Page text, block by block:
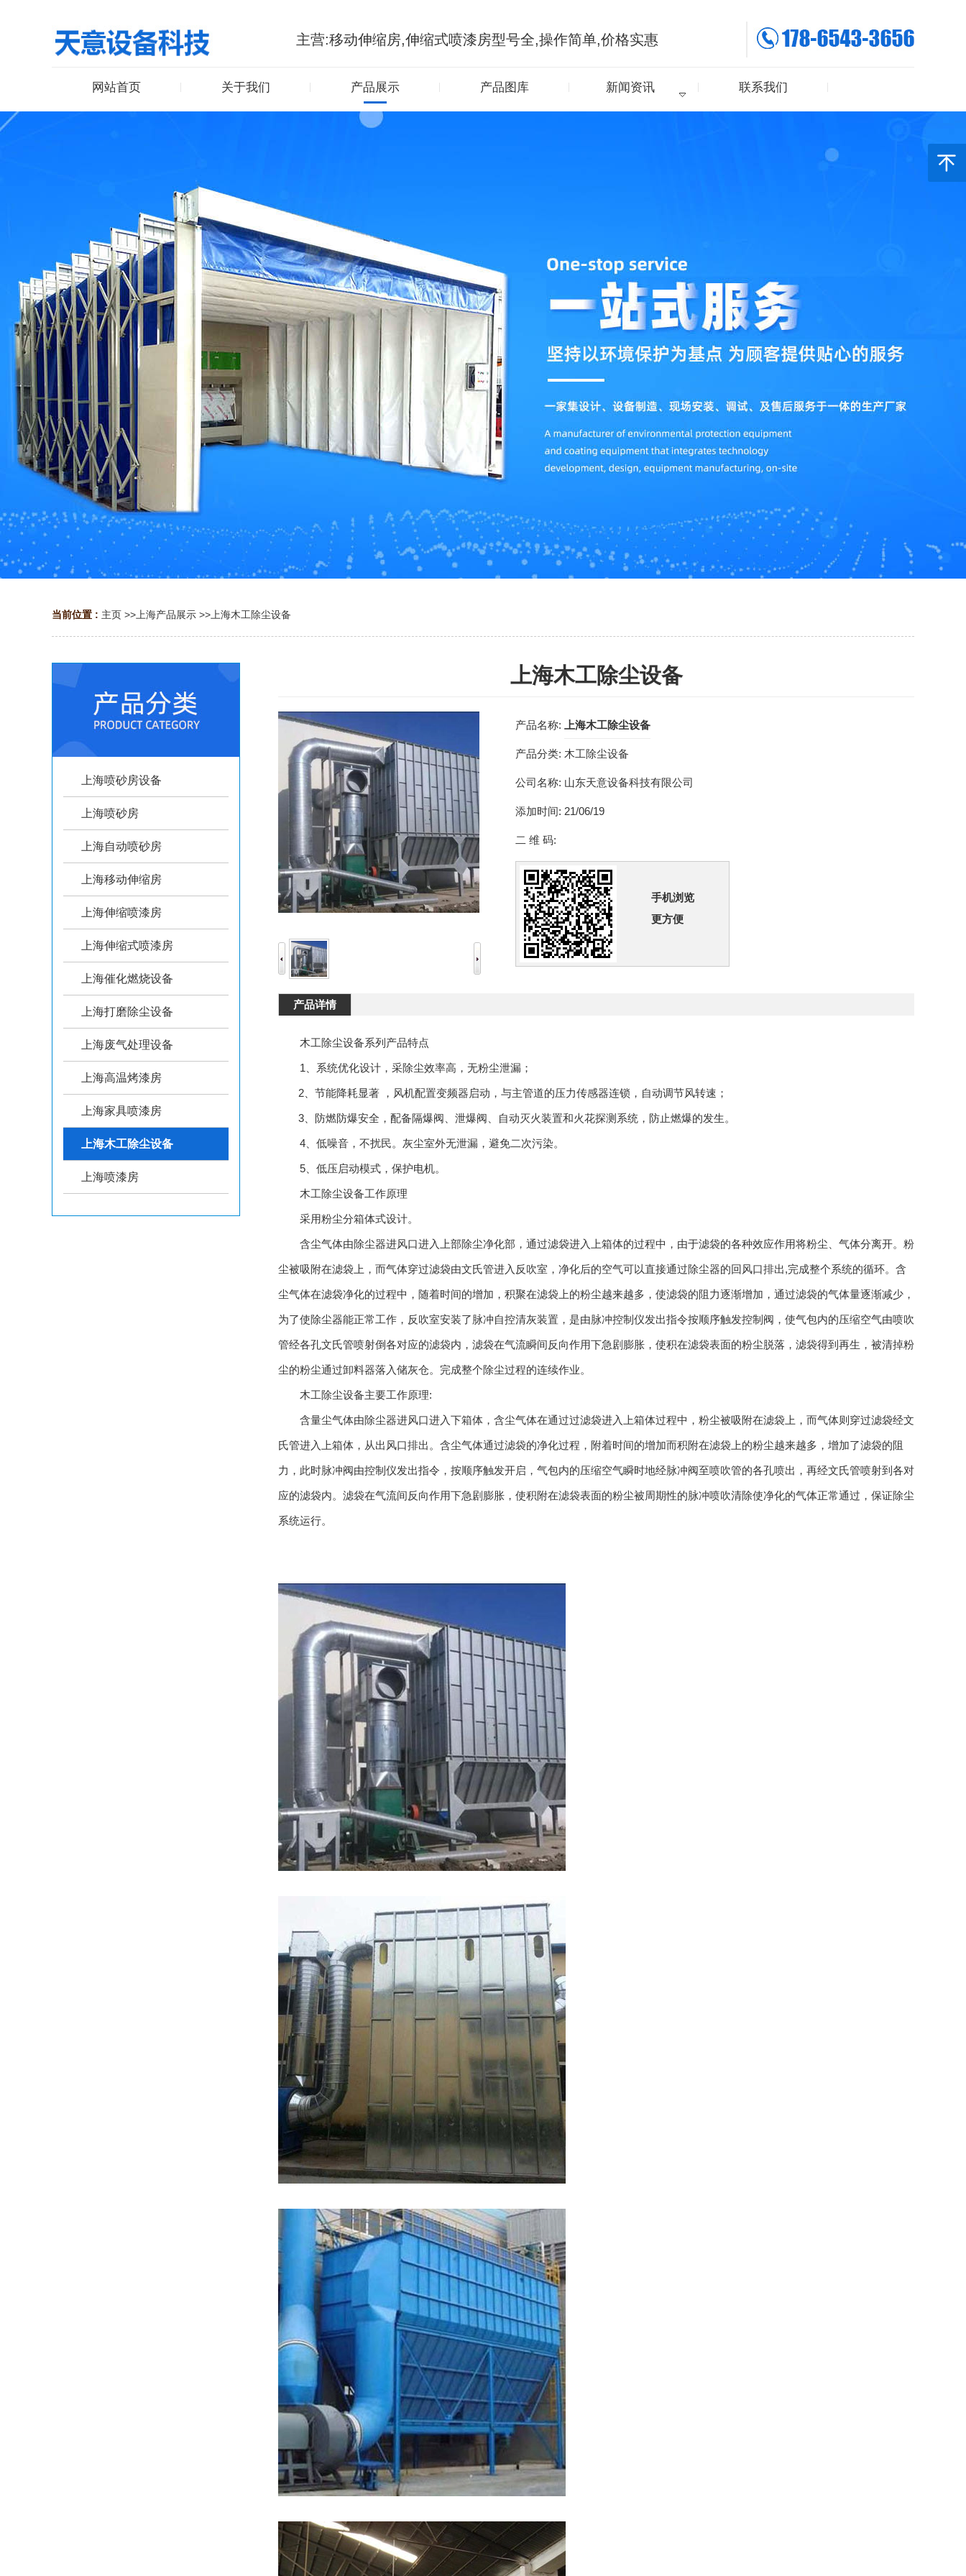
主营:移动伸缩房,伸缩式喷漆房型号全,操作简单,价格实惠
网站首页 关于我们 产品展示 产品图库 新闻资讯 联系我们
当前位置 : 主页 >> 上海产品展示 >> 上海木工除尘设备
上海喷砂房设备
上海喷砂房
上海自动喷砂房
上海移动伸缩房
上海伸缩喷漆房
上海伸缩式喷漆房
上海催化燃烧设备
上海打磨除尘设备
上海废气处理设备
上海高温烤漆房
上海家具喷漆房
上海木工除尘设备
上海喷漆房
上海木工除尘设备
产品名称: 上海木工除尘设备
产品分类: 木工除尘设备
公司名称: 山东天意设备科技有限公司
添加时间: 21/06/19
二 维 码:
手机浏览
更方便
产品详情
木工除尘设备系列产品特点
1、系统优化设计，采除尘效率高，无粉尘泄漏；
2、节能降耗显著 ，风机配置变频器启动，与主管道的压力传感器连锁，自动调节风转速；
3、防燃防爆安全，配备隔爆阀、泄爆阀、自动灭火装置和火花探测系统，防止燃爆的发生。
4、低噪音，不扰民。灰尘室外无泄漏，避免二次污染。
5、低压启动模式，保护电机。
木工除尘设备工作原理
采用粉尘分箱体式设计。
含尘气体由除尘器进风口进入上部除尘净化部，通过滤袋进入上箱体的过程中，由于滤袋的各种效应作用将粉尘、气体分离开。粉
尘被吸附在滤袋上，而气体穿过滤袋由文氏管进入反吹室，净化后的空气可以直接通过除尘器的回风口排出,完成整个系统的循环。含
尘气体在滤袋净化的过程中，随着时间的增加，积聚在滤袋上的粉尘越来越多，使滤袋的阻力逐渐增加，通过滤袋的气体量逐渐减少，
为了使除尘器能正常工作，反吹室安装了脉冲自控清灰装置，是由脉冲控制仪发出指令按顺序触发控制阀，使气包内的压缩空气由喷吹
管经各孔文氏管喷射倒各对应的滤袋内，滤袋在气流瞬间反向作用下急剧膨胀，使积在滤袋表面的粉尘脱落，滤袋得到再生，被清掉粉
尘的粉尘通过卸料器落入储灰仓。完成整个除尘过程的连续作业。
木工除尘设备主要工作原理:
含量尘气体由除尘器进风口进入下箱体，含尘气体在通过过滤袋进入上箱体过程中，粉尘被吸附在滤袋上，而气体则穿过滤袋经文
氏管进入上箱体，从出风口排出。含尘气体通过滤袋的净化过程，附着时间的增加而积附在滤袋上的粉尘越来越多，增加了滤袋的阻
力，此时脉冲阀由控制仪发出指令，按顺序触发开启，气包内的压缩空气瞬时地经脉冲阀至喷吹管的各孔喷出，再经文氏管喷射到各对
应的滤袋内。滤袋在气流间反向作用下急剧膨胀，使积附在滤袋表面的粉尘被周期性的脉冲喷吹清除使净化的气体正常通过，保证除尘
系统运行。